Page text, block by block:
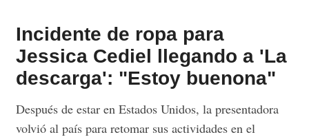
Incidente de ropa para
Jessica Cediel llegando a 'La
descarga': "Estoy buenona"
Después de estar en Estados Unidos, la presentadora
volvió al país para retomar sus actividades en el